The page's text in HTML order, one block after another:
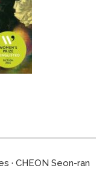
· CHEON Seon-ran